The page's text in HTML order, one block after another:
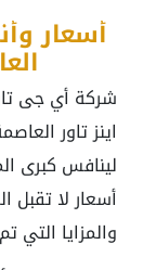
أسعار
شركة أي جى
اينز تاور
لينافس كبرى
أسعار لا تقبل
والمزايا التي